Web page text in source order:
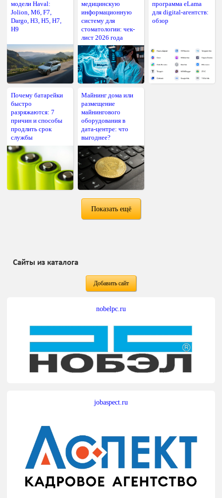
модели Haval:
Jolion, M6, F7,
Dargo, H3, H5, H7,
H9
медицинскую
информационную
систему для
стоматологии: чек-
лист 2026 года
программа eLama
для digital-агентств:
обзор
Почему батарейки
быстро
разряжаются: 7
причин и способы
продлить срок
службы
Майнинг дома или
размещение
майнингового
оборудования в
дата-центре: что
выгоднее?
Показать ещё
Сайты из каталога
Добавить сайт
nobelpc.ru
jobaspect.ru